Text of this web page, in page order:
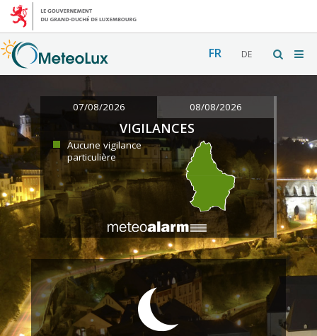
FR DE
07/08/2026 08/08/2026
VIGILANCES
Aucune vigilance
particulière